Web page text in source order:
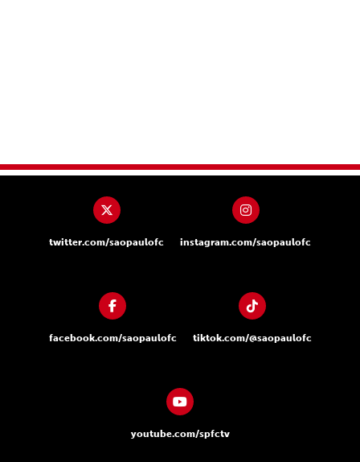
twitter.com/saopaulofc instagram.com/saopaulofc
facebook.com/saopaulofc tiktok.com/@saopaulofc
youtube.com/spfctv